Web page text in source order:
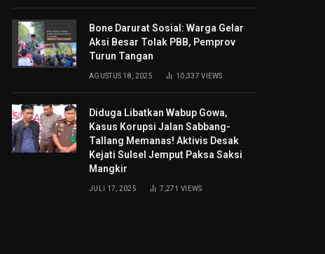
Bone Darurat Sosial: Warga Gelar
Aksi Besar Tolak PBB, Pemprov
Turun Tangan
AGUSTUS 18, 2025 10,337VIEWS
Diduga Libatkan Wabup Gowa,
Kasus Korupsi Jalan Sabbang-
Tallang Memanas! Aktivis Desak
Kejati Sulsel Jemput Paksa Saksi
Mangkir
JULI 17, 2025 7,271VIEWS